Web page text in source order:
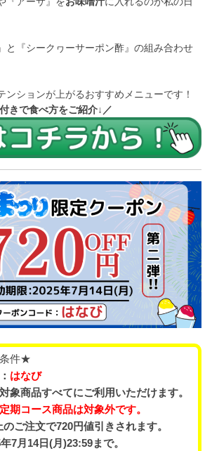
と『シークヮーサーポン酢』の組み合わせ
ンションが上がるおすすめメニューです！
きで食べ方をご紹介↓／
件★
はなび
象商品すべてにご利用いただけます。
期コース商品は対象外です。
のご注文で720円値引きされます。
7月14日(月)23:59まで。